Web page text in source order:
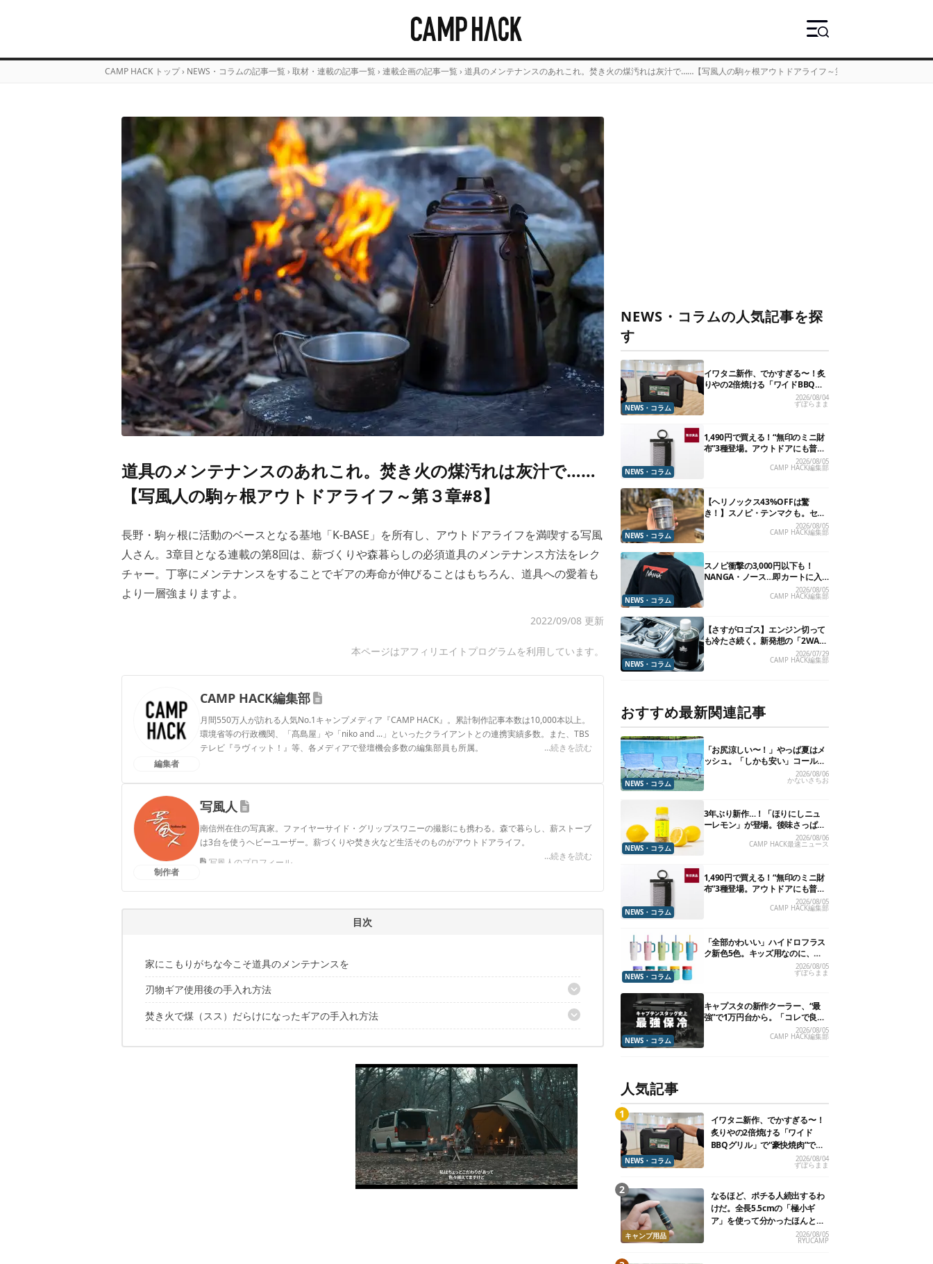
CAMP HACK トップ › NEWS・コラムの記事一覧 › 取材・連載の記事一覧 › 連載企画の記事一覧 › 道具のメンテナンスのあれこれ。焚き火の煤汚れは灰汁で……【写風人の駒ヶ根アウトドアライフ～第３章#8】
道具のメンテナンスのあれこれ。焚き火の煤汚れは灰汁で……
【写風人の駒ヶ根アウトドアライフ～第３章#8】
長野・駒ヶ根に活動のベースとなる基地「K-BASE」を所有し、アウトドアライフを満喫する写風
人さん。3章目となる連載の第8回は、薪づくりや森暮らしの必須道具のメンテナンス方法をレク
チャー。丁寧にメンテナンスをすることでギアの寿命が伸びることはもちろん、道具への愛着も
より一層強まりますよ。
2022/09/08 更新
本ページはアフィリエイトプログラムを利用しています。
編集者
CAMP HACK編集部
月間550万人が訪れる人気No.1キャンプメディア『CAMP HACK』。累計制作記事本数は10,000本以上。
環境省等の行政機関、「髙島屋」や「niko and ...」といったクライアントとの連携実績多数。また、TBS
テレビ『ラヴィット！』等、各メディアで登壇機会多数の編集部員も所属。
...続きを読む
制作者
写風人
南信州在住の写真家。ファイヤーサイド・グリップスワニーの撮影にも携わる。森で暮らし、薪ストーブ
は3台を使うヘビーユーザー。薪づくりや焚き火など生活そのものがアウトドアライフ。
...続きを読む
写風人のプロフィール
目次
家にこもりがちな今こそ道具のメンテナンスを
刃物ギア使用後の手入れ方法
作業後は、まず樹液を取り除く
柄（え）も合わせて、手入れ
焚き火で煤（スス）だらけになったギアの手入れ方法
煤には「焚き火の灰」と「お湯」を使う
NEWS・コラムの人気記事を探
す
NEWS・コラム
イワタニ新作、でかすぎる〜！炙
りやの2倍焼ける「ワイドBBQグ
リル」で“豪快焼肉”できるよ【再
販開始】
2026/08/04
ずぼらまま
NEWS・コラム
1,490円で買える！“無印のミニ財
布”3種登場。アウトドアにも普段
2026/08/05
CAMP HACK編集部
NEWS・コラム
【ヘリノックス43%OFFは驚
き！】スノピ・テンマクも。セー
ル中の「見逃せないキャンプ道
具」12選
2026/08/05
CAMP HACK編集部
NEWS・コラム
スノピ衝撃の3,000円以下も！
NANGA・ノース…即カートに入
れたいアウトドアな「値下げ夏
2026/08/05
CAMP HACK編集部
NEWS・コラム
【さすがロゴス】エンジン切って
も冷たさ続く。新発想の「2WAY
仕様ボトルホルダー」が頼りにな
ります
2026/07/29
CAMP HACK編集部
おすすめ最新関連記事
NEWS・コラム
「お尻涼しい〜！」やっぱ夏はメ
ッシュ。「しかも安い」コールマ
ン今年の新作は、カラーもさわや
かです
2026/08/06
かないさちお
NEWS・コラム
3年ぶり新作…！「ほりにしニュ
ーレモン」が登場。後味さっぱり
の万能スパイス！【8月21日発
2026/08/06
CAMP HACK最速ニュース
NEWS・コラム
1,490円で買える！“無印のミニ財
布”3種登場。アウトドアにも普段
2026/08/05
CAMP HACK編集部
NEWS・コラム
「全部かわいい」ハイドロフラス
ク新色5色。キッズ用なのに、大
2026/08/05
ずぼらまま
NEWS・コラム
キャプスタの新作クーラー、“最
強”で1万円台から。「コレで良い
んだよ」の嵐
2026/08/05
CAMP HACK編集部
人気記事
NEWS・コラム
イワタニ新作、でかすぎる〜！
炙りやの2倍焼ける「ワイド
BBQグリル」で“豪快焼肉”でき
2026/08/04
ずぼらまま
キャンプ用品
なるほど、ポチる人続出するわ
けだ。全長5.5cmの「極小ギ
ア」を使って分かったほんとの
2026/08/05
RYUCAMP